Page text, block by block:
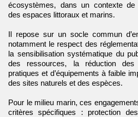
écosystèmes, dans un contexte de
des espaces littoraux et marins.
Il repose sur un socle commun
notamment le respect des
la sensibilisation systématique du
des ressources, la réduction des
pratiques et d’équipements à faible
des sites naturels et des espèces.
Pour le milieu marin, ces
critères spécifiques : protection